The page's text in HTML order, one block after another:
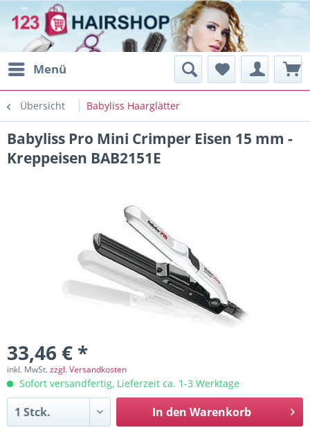
Menü
Übersicht Babyliss Haarglätter
Babyliss Pro Mini Crimper Eisen 15 mm -
Kreppeisen BAB2151E
33,46 € *
inkl. MwSt.zzgl. Versandkosten
Sofort versandfertig, Lieferzeit ca. 1-3 Werktage
In den Warenkorb